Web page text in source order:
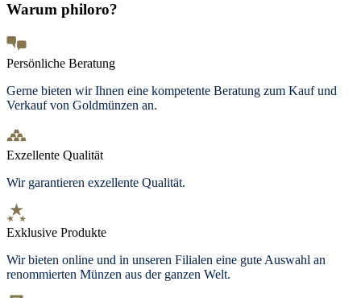
Warum philoro?
Persönliche Beratung
Gerne bieten wir Ihnen eine kompetente Beratung zum Kauf und
Verkauf von Goldmünzen an.
Exzellente Qualität
Wir garantieren exzellente Qualität.
Exklusive Produkte
Wir bieten online und in unseren Filialen eine gute Auswahl an
renommierten Münzen aus der ganzen Welt.